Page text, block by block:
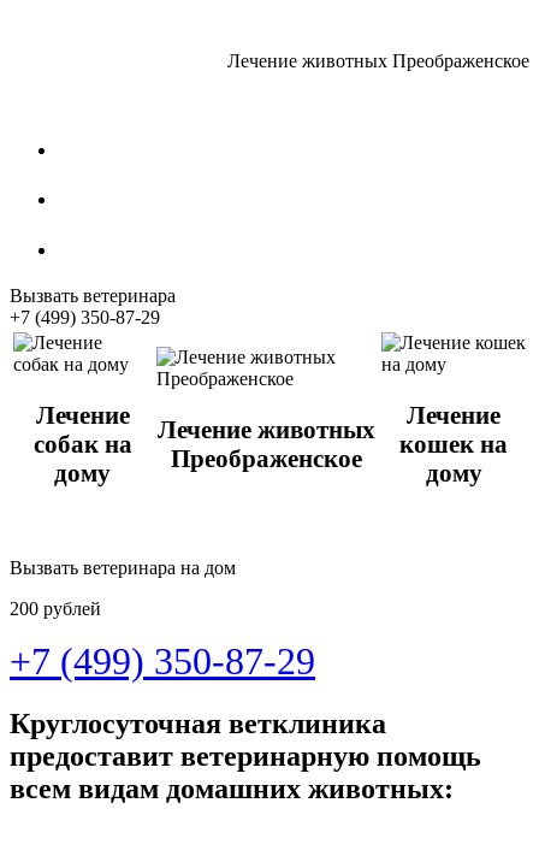
Лечение животных Преображенское
Вызвать ветеринара
+7 (499) 350-87-29
Лечение
собак на
дому
Лечение животных
Преображенское
Лечение
кошек на
дому
Вызвать ветеринара на дом
200 рублей
+7 (499) 350-87-29
Круглосуточная ветклиника
предоставит ветеринарную помощь
всем видам домашних животных: